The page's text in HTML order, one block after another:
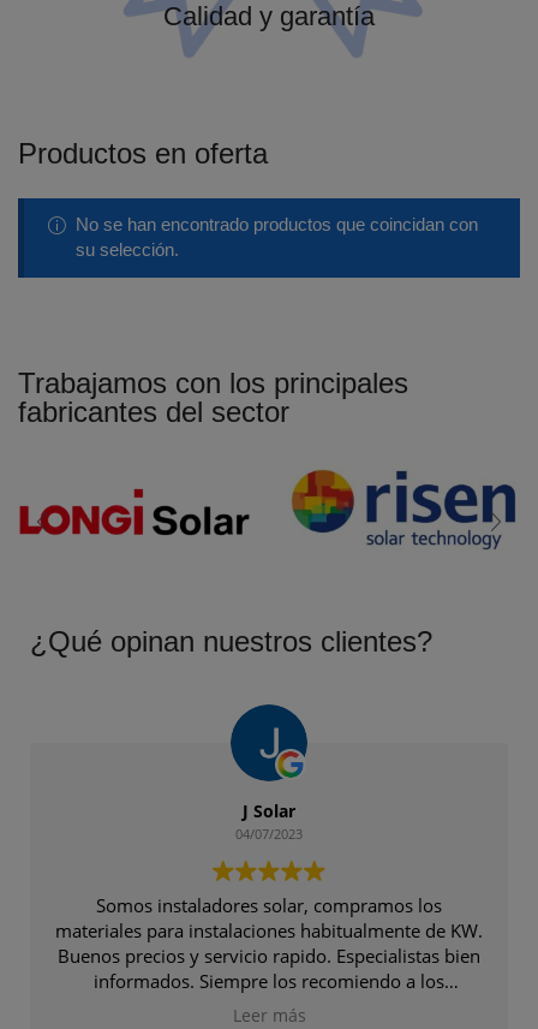
Calidad y garantía
Productos en oferta
No se han encontrado productos que coincidan con
su selección.
Trabajamos con los principales
fabricantes del sector
¿Qué opinan nuestros clientes?
J Solar
04/07/2023
Somos instaladores solar, compramos los
materiales para instalaciones habitualmente de KW.
Buenos precios y servicio rapido. Especialistas bien
informados. Siempre los recomiendo a los
instaladores. Gracias
Leer más